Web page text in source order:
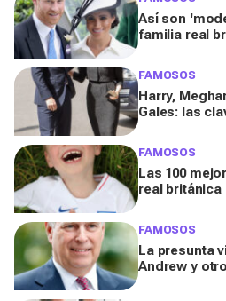
Así son
familia real
FAMOSOS
Harry,
Gales: las
FAMOSOS
Las 100
real británica
FAMOSOS
La presunta
Andrew y